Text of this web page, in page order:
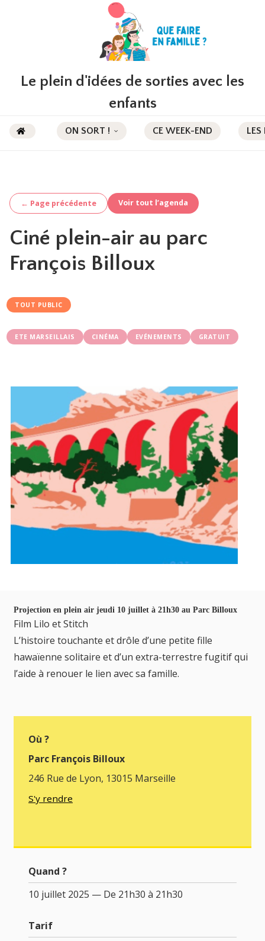
Le plein d'idées de sorties avec les
enfants
ON SORT ! CE WEEK-END LES
← Page précédente Voir tout l’agenda
Ciné plein-air au parc
François Billoux
TOUT PUBLIC
ETE MARSEILLAIS CINÉMA EVÉNEMENTS GRATUIT
Projection en plein air jeudi 10 juillet à 21h30 au Parc Billoux
Film Lilo et Stitch
L’histoire touchante et drôle d’une petite fille
hawaïenne solitaire et d’un extra-terrestre fugitif qui
l’aide à renouer le lien avec sa famille.
Où ?
Parc François Billoux
246 Rue de Lyon, 13015 Marseille
S'y rendre
Quand ?
10 juillet 2025 — De 21h30 à 21h30
Tarif